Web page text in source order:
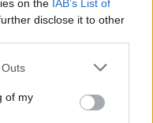
on the IAB’s List of
disclose it to other
of my